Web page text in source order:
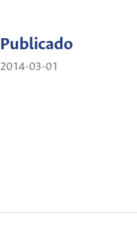
Publicado
2014-03-01